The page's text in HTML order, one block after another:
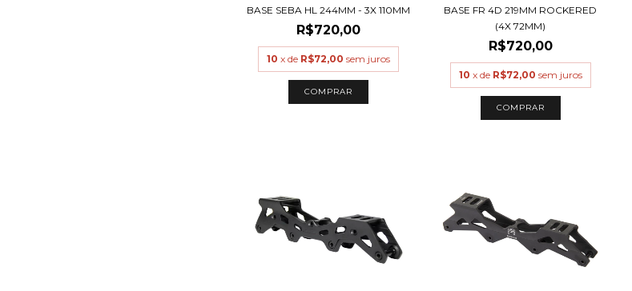
BASE SEBA HL 244MM - 3X 110MM
R$720,00
10 x de R$72,00 sem juros
BASE FR 4D 219MM ROCKERED
(4X 72MM)
R$720,00
10 x de R$72,00 sem juros
COMPRAR